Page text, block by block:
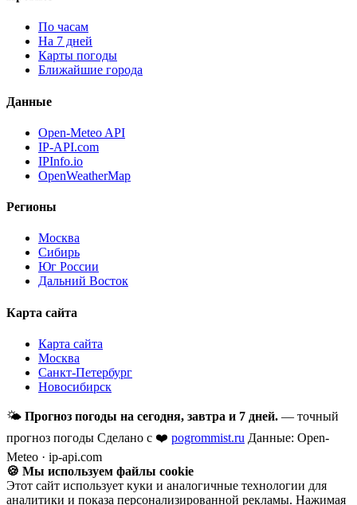
По часам
На 7 дней
Карты погоды
Ближайшие города
Данные
Open-Meteo API
IP-API.com
IPInfo.io
OpenWeatherMap
Регионы
Москва
Сибирь
Юг России
Дальний Восток
Карта сайта
Карта сайта
Москва
Санкт-Петербург
Новосибирск
🌤 Прогноз погоды на сегодня, завтра и 7 дней. — точный
прогноз погоды Сделано с ❤️ pogrommist.ru Данные: Open-
Meteo · ip-api.com
🍪 Мы используем файлы cookie
Этот сайт использует куки и аналогичные технологии для
аналитики и показа персонализированной рекламы. Нажимая